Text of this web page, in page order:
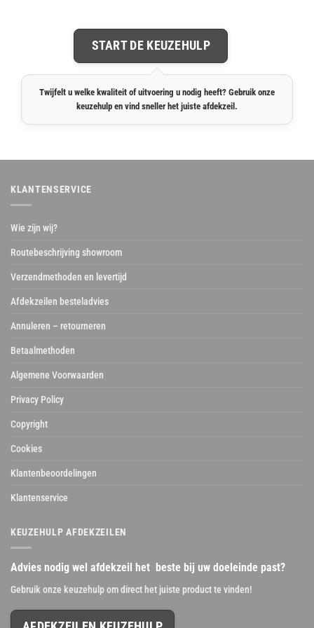
START DE KEUZEHULP
Twijfelt u welke kwaliteit of uitvoering u nodig heeft? Gebruik onze
keuzehulp en vind sneller het juiste afdekzeil.
KLANTENSERVICE
Wie zijn wij?
Routebeschrijving showroom
Verzendmethoden en levertijd
Afdekzeilen besteladvies
Annuleren – retourneren
Betaalmethoden
Algemene Voorwaarden
Privacy Policy
Copyright
Cookies
Klantenbeoordelingen
Klantenservice
KEUZEHULP AFDEKZEILEN
Advies nodig wel afdekzeil het beste bij uw doeleinde past?
Gebruik onze keuzehulp om direct het juiste product te vinden!